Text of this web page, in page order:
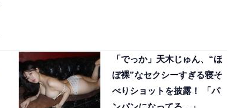
「でっか」天木じゅん、“ほ
ぼ裸”なセクシーすぎる寝そ
べりショットを披露！ 「パ